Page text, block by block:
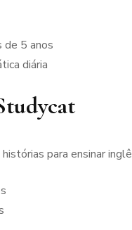
de 5 anos
diária
para ensinar